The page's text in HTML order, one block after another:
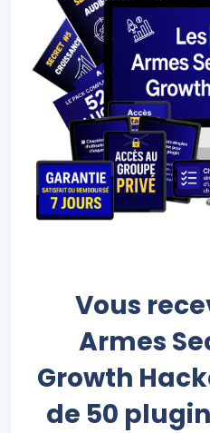
Vous
Armes
Growth
de 50